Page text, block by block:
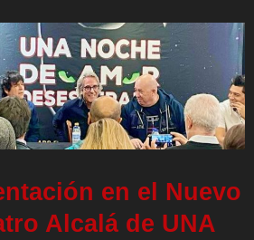
en el Nuevo
Alcalá de UNA